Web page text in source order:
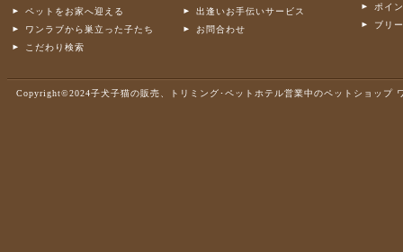
ペットをお家へ迎える
ワンラブから巣立った子たち
こだわり検索
出逢いお手伝いサービス
お問合わせ
ポイ
ブリ
Copyright©2024子犬子猫の販売、トリミング･ペットホテル営業中のペットショップ